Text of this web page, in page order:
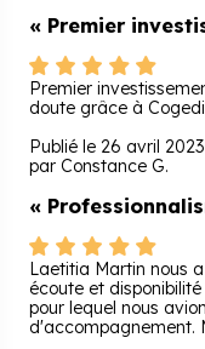
« Premier
Premier
doute grâce à
Publié le 26 avril 2023
par Constance G.
«
Laetitia Martin nous
écoute et
pour lequel nous
d'accompagnement.